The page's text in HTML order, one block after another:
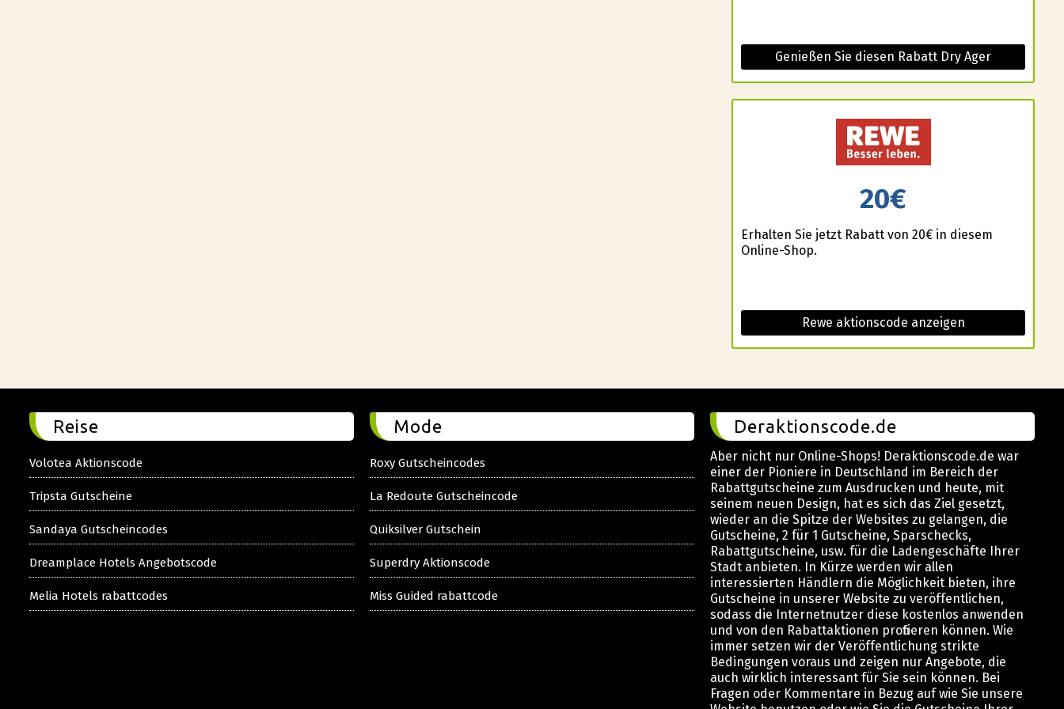
Genießen Sie diesen Rabatt Dry Ager
20€
Erhalten Sie jetzt Rabatt von 20€ in diesem
Online-Shop.
Rewe aktionscode anzeigen
Reise
Volotea Aktionscode
Tripsta Gutscheine
Sandaya Gutscheincodes
Dreamplace Hotels Angebotscode
Melia Hotels rabattcodes
Mode
Roxy Gutscheincodes
La Redoute Gutscheincode
Quiksilver Gutschein
Superdry Aktionscode
Miss Guided rabattcode
Deraktionscode.de
Aber nicht nur Online-Shops! Deraktionscode.de war
einer der Pioniere in Deutschland im Bereich der
Rabattgutscheine zum Ausdrucken und heute, mit
seinem neuen Design, hat es sich das Ziel gesetzt,
wieder an die Spitze der Websites zu gelangen, die
Gutscheine, 2 für 1 Gutscheine, Sparschecks,
Rabattgutscheine, usw. für die Ladengeschäfte Ihrer
Stadt anbieten. In Kürze werden wir allen
interessierten Händlern die Möglichkeit bieten, ihre
Gutscheine in unserer Website zu veröffentlichen,
sodass die Internetnutzer diese kostenlos anwenden
und von den Rabattaktionen profitieren können. Wie
immer setzen wir der Veröffentlichung strikte
Bedingungen voraus und zeigen nur Angebote, die
auch wirklich interessant für Sie sein können. Bei
Fragen oder Kommentare in Bezug auf wie Sie unsere